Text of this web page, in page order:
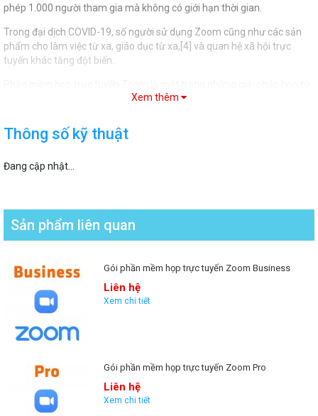
phép 1.000 người tham gia mà không có giới hạn thời gian.
Trong đại dịch COVID-19, số người sử dụng Zoom cũng như các sản
phẩm cho làm việc từ xa, giáo dục từ xa,[4] và quan hệ xã hội trực
tuyến khác tăng đột biến.
xa phổ biến nhất ở nhiều quốc gia. Nó được ghi nhận về độ tin cậy và dễ
Zoom đang phải đối mặt với nhiều tranh cãi do một số lỗ hổng bảo
mật được tìm thấy, cũng như các cáo buộc gần đây về bảo mật và
Liên hệ ngay Hotline: 0934.505.266 để được tư vấn gói họp trực
tuyến
Xem thêm
Thông số kỹ thuật
Đang cập nhật...
Sản phẩm liên quan
Gói phần mềm họp trực tuyến Zoom Business
Liên hệ
Xem chi tiết
Gói phần mềm họp trực tuyến Zoom Pro
Liên hệ
Xem chi tiết